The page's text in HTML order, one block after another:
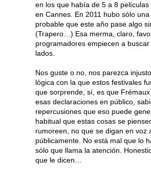
en los que había de 5 a 8 películas
en Cannes. En 2011 hubo sólo una
probable que este año pase algo
(Trapero…) Esa merma, claro,
programadores empiecen a
lados.
Nos guste o no, nos parezca
lógica con la que estos festivales
que sorprende, sí, es que
esas declaraciones en público,
repercusiones que eso puede
habitual que estas cosas se
rumoreen, no que se digan en voz
públicamente. No está mal que lo
sólo que llama la atención.
que le dicen…